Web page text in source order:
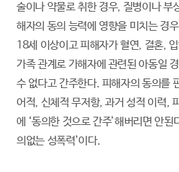
술이나 약물로 취한 경우, 질병이나 부
해자의 동의 능력에 영향을 미치는 경
18세 이상이고 피해자가 혈연, 결혼,
가족 관계로 가해자에 관련된 아동일
수 없다고 간주한다. 피해자의 동의를
어적, 신체적 무저항, 과거 성적 이력,
에 ‘동의한 것으로 간주’해버리면 안된
의없는 성폭력’이다.